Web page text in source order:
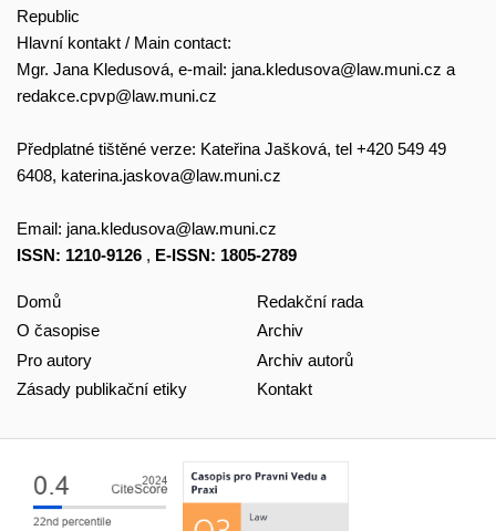
Republic
Hlavní kontakt / Main contact:
Mgr. Jana Kledusová, e-mail: jana.kledusova@law.muni.cz a
redakce.cpvp@law.muni.cz
Předplatné tištěné verze: Kateřina Jašková, tel +420 549 49
6408, katerina.jaskova@law.muni.cz
Email: jana.kledusova@law.muni.cz
ISSN: 1210-9126 , E-ISSN: 1805-2789
Domů
O časopise
Pro autory
Zásady publikační etiky
Redakční rada
Archiv
Archiv autorů
Kontakt